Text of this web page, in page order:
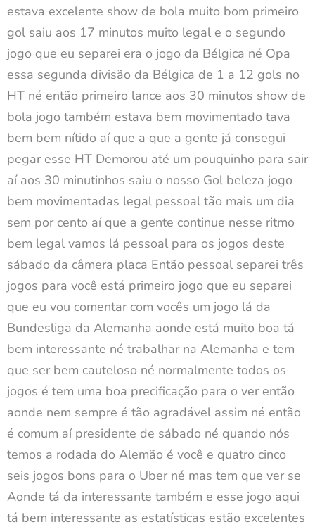
estava excelente show de bola muito bom primeiro
gol saiu aos 17 minutos muito legal e o segundo
jogo que eu separei era o jogo da Bélgica né Opa
essa segunda divisão da Bélgica de 1 a 12 gols no
HT né então primeiro lance aos 30 minutos show de
bola jogo também estava bem movimentado tava
bem bem nítido aí que a que a gente já consegui
pegar esse HT Demorou até um pouquinho para sair
aí aos 30 minutinhos saiu o nosso Gol beleza jogo
bem movimentadas legal pessoal tão mais um dia
sem por cento aí que a gente continue nesse ritmo
bem legal vamos lá pessoal para os jogos deste
sábado da câmera placa Então pessoal separei três
jogos para você está primeiro jogo que eu separei
que eu vou comentar com vocês um jogo lá da
Bundesliga da Alemanha aonde está muito boa tá
bem interessante né trabalhar na Alemanha e tem
que ser bem cauteloso né normalmente todos os
jogos é tem uma boa precificação para o ver então
aonde nem sempre é tão agradável assim né então
é comum aí presidente de sábado né quando nós
temos a rodada do Alemão é você e quatro cinco
seis jogos bons para o Uber né mas tem que ver se
Aonde tá da interessante também e esse jogo aqui
tá bem interessante as estatísticas estão excelentes